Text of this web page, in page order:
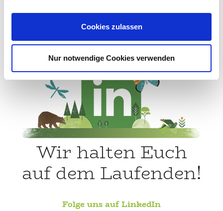
Cookies zulassen
Nur notwendige Cookies verwenden
Wir halten Euch
auf dem Laufenden!
Folge uns auf LinkedIn